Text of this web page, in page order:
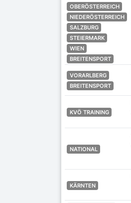
OBERÖSTERREICH
NIEDERÖSTERREICH
SALZBURG
STEIERMARK
WIEN
BREITENSPORT
VORARLBERG
BREITENSPORT
KVÖ TRAINING
NATIONAL
KÄRNTEN